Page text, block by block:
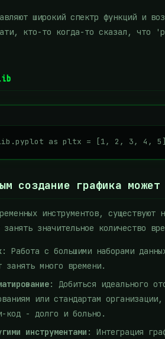
широкий спектр функций и
кто-то когда-то сказал, что
as pltx = [1, 2, 3,
создание графика
инструментов, существуют
значительное количество
: Работа с большими наборами
занять много времени.
: Добиться идеального
или стандартам
код - долго и больно.
инструментами : Интеграция